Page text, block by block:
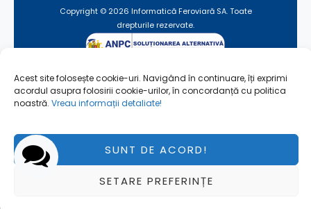
Acest site folosește cookie-uri. Navigând în continuare, îți exprimi
acordul asupra folosirii cookie-urilor, în concordanță cu politica
noastră. Vreau informații detaliate!
SUNT DE ACORD!
SETARE PREFERINȚE
Copyright © 2026 Informatică Feroviară SA. Toate
drepturile rezervate.
Termeni de utilizare
Utilizare fişiere cookie
Pagină actualizată la 29/01/2024